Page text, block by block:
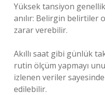
Yüksek tansiyon
anılır: Belirgin belirtiler
zarar verebilir.
Akıllı saat gibi günlük
rutin ölçüm yapmayı
izlenen veriler
edilebilir.